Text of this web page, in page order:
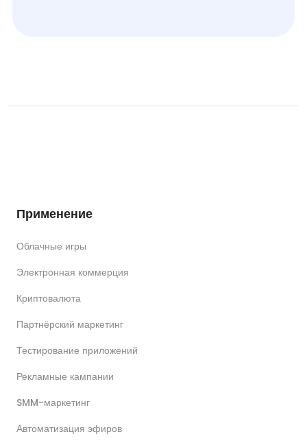
Применение
Облачные игры
Электронная коммерция
Криптовалюта
Партнёрский маркетинг
Тестирование приложений
Рекламные кампании
SMM-маркетинг
Автоматизация эфиров